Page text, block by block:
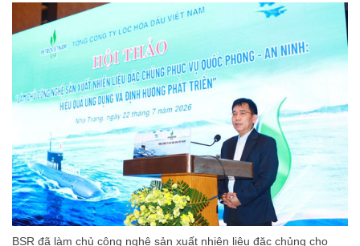
BSR đã làm chủ công nghệ sản xuất nhiên liệu đặc chủng cho